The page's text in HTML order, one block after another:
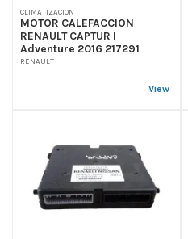
CLIMATIZACION
MOTOR CALEFACCION
RENAULT CAPTUR I
Adventure 2016 217291
RENAULT
View